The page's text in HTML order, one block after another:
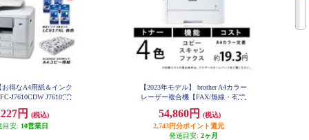
お得なA4用紙＆インク
J7610CDW J7610CD
円
(税込)
目安: 10営業日
【2023年モデル】 brother A4カラー
レーザー複合機【FAX/無線・有線
CDW
54,860円
(税込)
2,743円分ポイント還元
発送目安: 2ヶ月